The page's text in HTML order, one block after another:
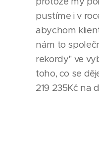
pustíme i v
abychom
nám to
rekordy" ve
toho, co se
219 235Kč na